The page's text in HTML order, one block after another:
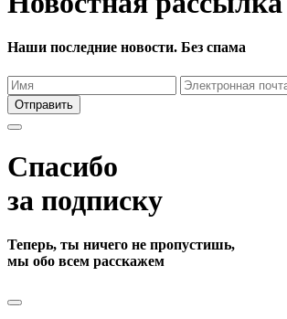
Наши последние новости. Без спама
Отправить
Спасибо
за подписку
Теперь, ты ничего не пропустишь,
мы обо всем расскажем